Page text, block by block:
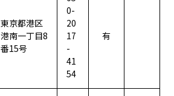
東京都港区
港南一丁目8
番15号
0-
20
17
-
41
54
有